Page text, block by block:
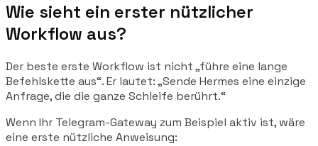
Wie sieht ein erster nützlicher
Workflow aus?
Der beste erste Workflow ist nicht „führe eine lange
Befehlskette aus“. Er lautet: „Sende Hermes eine einzige
Anfrage, die die ganze Schleife berührt.“
Wenn Ihr Telegram-Gateway zum Beispiel aktiv ist, wäre
eine erste nützliche Anweisung: